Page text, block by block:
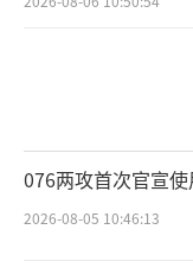
争即将降温。
《基辅独
图谋是控制整
洲大陆。但这
076两攻首次官宣使
2026-08-05 10:46:13